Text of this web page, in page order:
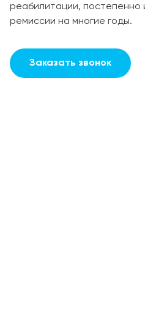
реабилитации, постепенно
ремиссии на многие годы.
Заказать звонок